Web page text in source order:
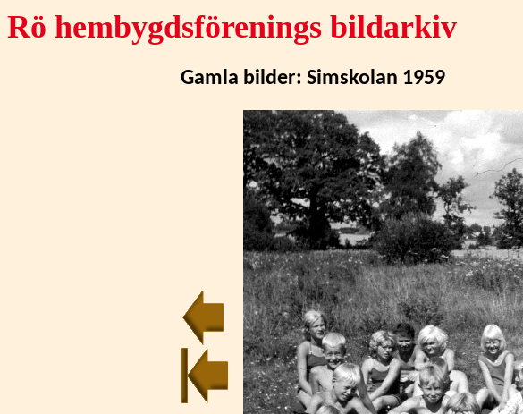
Rö hembygdsförenings bildarkiv
Gamla bilder: Simskolan 1959